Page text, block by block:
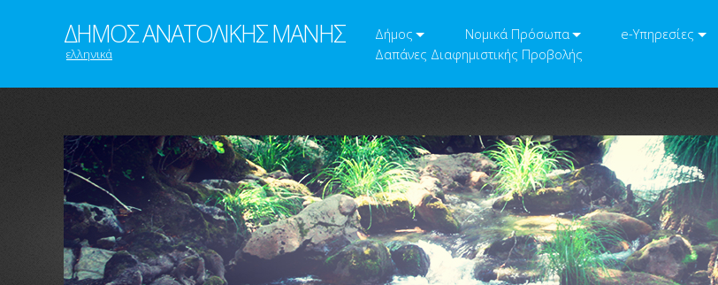
ΔΗΜΟΣ ΑΝΑΤΟΛΙΚΗΣ ΜΑΝΗΣ
ελληνικά
Δήμος Νομικά Πρόσωπα e-Υπηρεσίες
Δαπάνες Διαφημιστικής Προβολής